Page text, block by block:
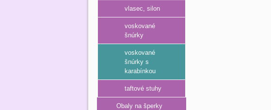
vlasec, silon
voskované
šnúrky
voskované
šnúrky s
karabínkou
taftové stuhy
Obaly na šperky